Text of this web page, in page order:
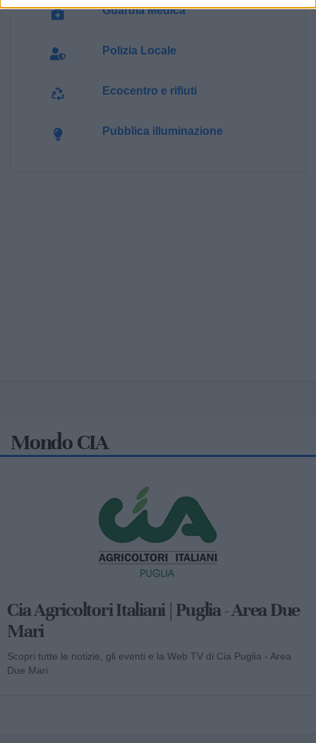
Guardia Medica
Polizia Locale
Ecocentro e rifiuti
Pubblica illuminazione
Mondo CIA
Cia Agricoltori Italiani | Puglia - Area Due
Mari
Scopri tutte le notizie, gli eventi e la Web TV di Cia Puglia - Area
Due Mari